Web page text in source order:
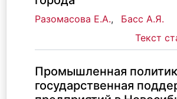
Разомасова Е.А.,
Басс А.Я.
Текст
Промышленная
государственная